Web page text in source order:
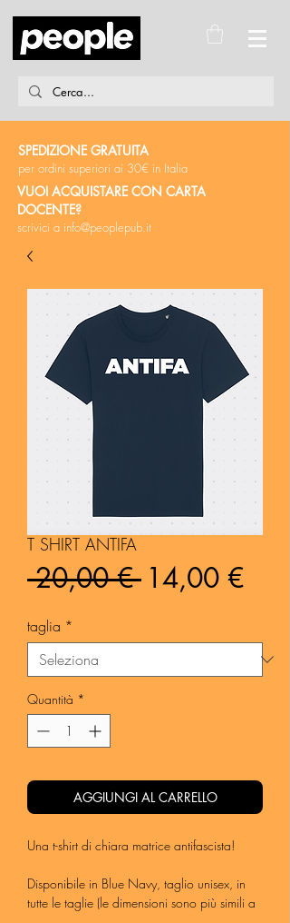
SPEDIZIONE GRATUITA
per ordini superiori ai 30€ in Italia
VUOI ACQUISTARE CON CARTA
DOCENTE?
scrivici a info@peoplepub.it
T SHIRT ANTIFA
20,00 € Prezzo
14,00 €
taglia *
Quantità *
AGGIUNGI AL CARRELLO
Una t-shirt di chiara matrice antifascista!
Disponibile in Blue Navy, taglio unisex, in
tutte le taglie (le dimensioni sono più simili a